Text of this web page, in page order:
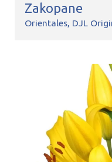
Zakopane
Orientales DJL